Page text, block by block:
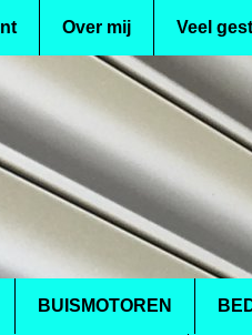
Over mij Veel
BUISMOTOREN